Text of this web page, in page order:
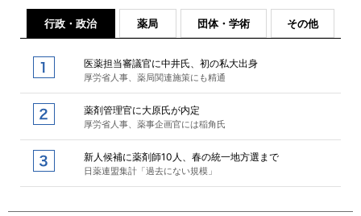
行政・政治 薬局 団体・学術 その他
医薬担当審議官に中井氏、初の私大出身
厚労省人事、薬局関連施策にも精通
薬剤管理官に大原氏が内定
厚労省人事、薬事企画官には稲角氏
新人候補に薬剤師10人、春の統一地方選まで
日薬連盟集計「過去にない規模」